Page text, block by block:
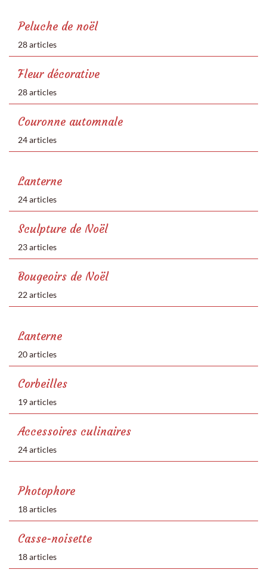
Peluche de noël
28 articles
Fleur décorative
28 articles
Couronne automnale
24 articles
Lanterne
24 articles
Sculpture de Noël
23 articles
Bougeoirs de Noël
22 articles
Lanterne
20 articles
Corbeilles
19 articles
Accessoires culinaires
24 articles
Photophore
18 articles
Casse-noisette
18 articles